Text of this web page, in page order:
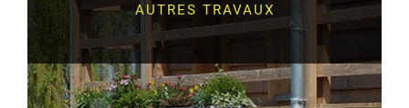
AUTRES TRAVAUX